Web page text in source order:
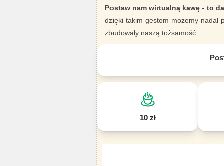
Postaw nam wirtualną kawę - to
dzięki takim gestom możemy nadal
zbudowały naszą tożsamość.
10 zł